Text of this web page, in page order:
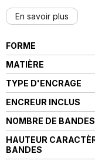
En savoir plus
FORME
MATIÈRE
TYPE D'ENCRAGE
ENCREUR INCLUS
NOMBRE DE BANDES
HAUTEUR CARACTÈRES
BANDES